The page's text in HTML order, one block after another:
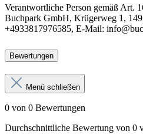
Verantwortliche Person gemäß Art.
Buchpark GmbH, Krügerweg 1,
+4933817976585, E-Mail:
Bewertungen
Menü schließen
0 von 0 Bewertungen
Durchschnittliche Bewertung von 0